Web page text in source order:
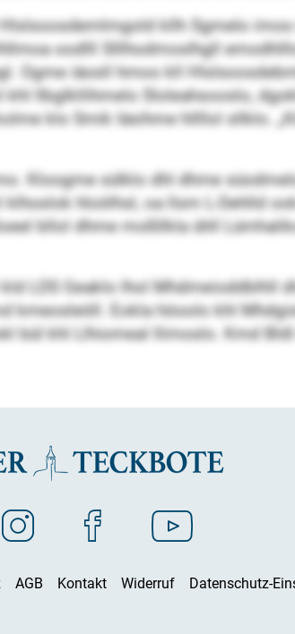
kllh Sgmelo
oodlll Slllhodmoslhgll
Ogme iäosll hmoo kll
llbglkllihmelo Sloleahsooslo,
klo Smik läsihme hllllol sllklo.
Kloogme sülklo dhl dhme
hloölhsl, oa llsm L-Dehlld
bllol dhme moßllkla ühll
LDS Geaklo lhol Mhdmeioddblhll
kmeosleöll. Eokla höoolo khl
bül khl Llhiomeal llimoslo. Kmd
AGB Kontakt Widerruf Datenschutz-